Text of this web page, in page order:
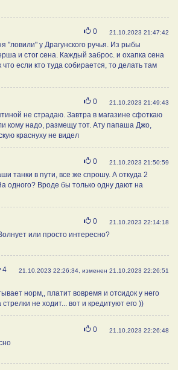
21.10.2023 21:47:42
Нравится
0
"ловили" у Драгунского ручья. Из рыбы
и стог сена. Каждый заброс. и охапка сена
что если кто туда собирается, то делать там
21.10.2023 21:49:43
Нравится
0
не страдаю. Завтра в магазине сфоткаю
кому надо, размещу тот. Ату папаша Джо,
краснуху не видел
21.10.2023 21:50:59
Нравится
0
танки в пути, все же спрошу. А откуда 2
одного? Вроде бы только одну дают на
21.10.2023 22:14:18
Нравится
0
или просто интересно?
21.10.2023 22:26:34, изменен 21.10.2023 22:26:51
Нравится
4
норм,, платит вовремя и отсидок у него
стрелки не ходит... вот и кредитуют его ))
21.10.2023 22:26:48
Нравится
0